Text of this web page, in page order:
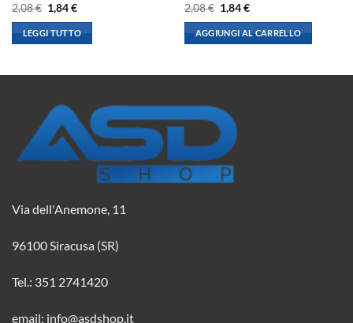
2,08€ Il
prezzo
originale
era:
2,08 €.
1,84€Il
attuale
è:
1,84 €.
LEGGI TUTTO
2,08€ Il
prezzo
originale
era:
2,08 €.
1,84€Il
attuale
è:
1,84 €.
AGGIUNGI AL CARRELLO
Via dell'Anemone, 11
96100 Siracusa (SR)
Tel.: 351 2741420
email: info@asdshop.it